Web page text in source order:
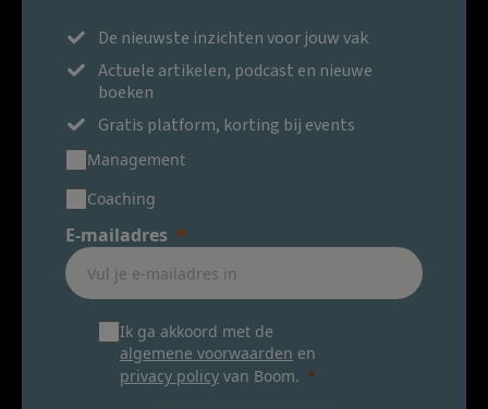
De nieuwste inzichten voor jouw vak
Actuele artikelen, podcast en nieuwe
boeken
Gratis platform, korting bij events
Management
Coaching
E-mailadres
Ik ga akkoord met de
algemene voorwaarden en
privacy policy van Boom.